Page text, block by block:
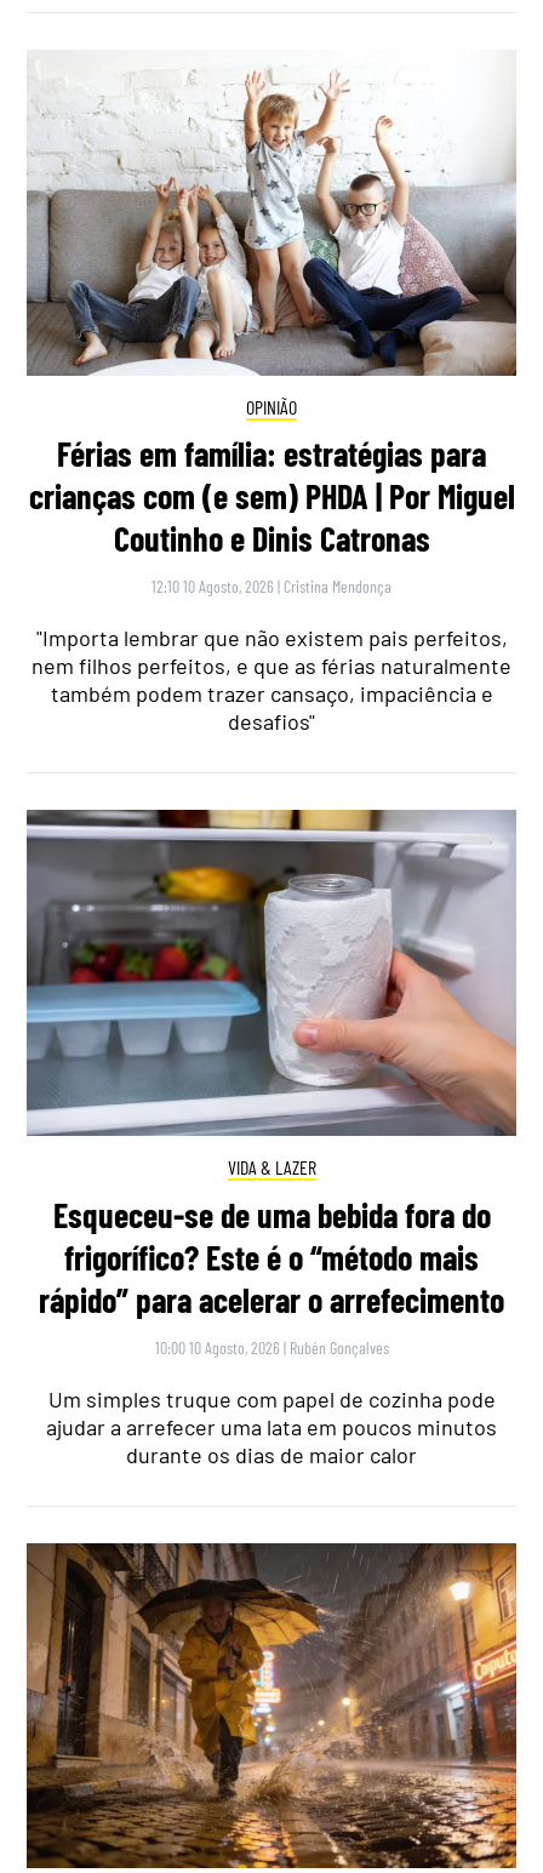
OPINIÃO
Férias em família: estratégias para
crianças com (e sem) PHDA | Por Miguel
Coutinho e Dinis Catronas
12:10 10 Agosto, 2026 | Cristina Mendonça
"Importa lembrar que não existem pais perfeitos,
nem filhos perfeitos, e que as férias naturalmente
também podem trazer cansaço, impaciência e
desafios"
VIDA & LAZER
Esqueceu-se de uma bebida fora do
frigorífico? Este é o “método mais
rápido” para acelerar o arrefecimento
10:00 10 Agosto, 2026 | Rubén Gonçalves
Um simples truque com papel de cozinha pode
ajudar a arrefecer uma lata em poucos minutos
durante os dias de maior calor